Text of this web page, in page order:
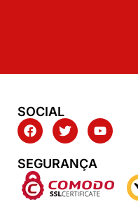
SOCIAL
SEGURANÇA